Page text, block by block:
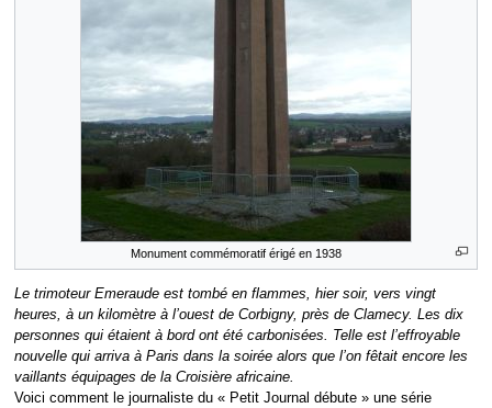
Monument commémoratif érigé en 1938
Le trimoteur Emeraude est tombé en flammes, hier soir, vers vingt
heures, à un kilomètre à l’ouest de Corbigny, près de Clamecy. Les dix
personnes qui étaient à bord ont été carbonisées. Telle est l’effroyable
nouvelle qui arriva à Paris dans la soirée alors que l’on fêtait encore les
vaillants équipages de la Croisière africaine.
Voici comment le journaliste du « Petit Journal débute » une série